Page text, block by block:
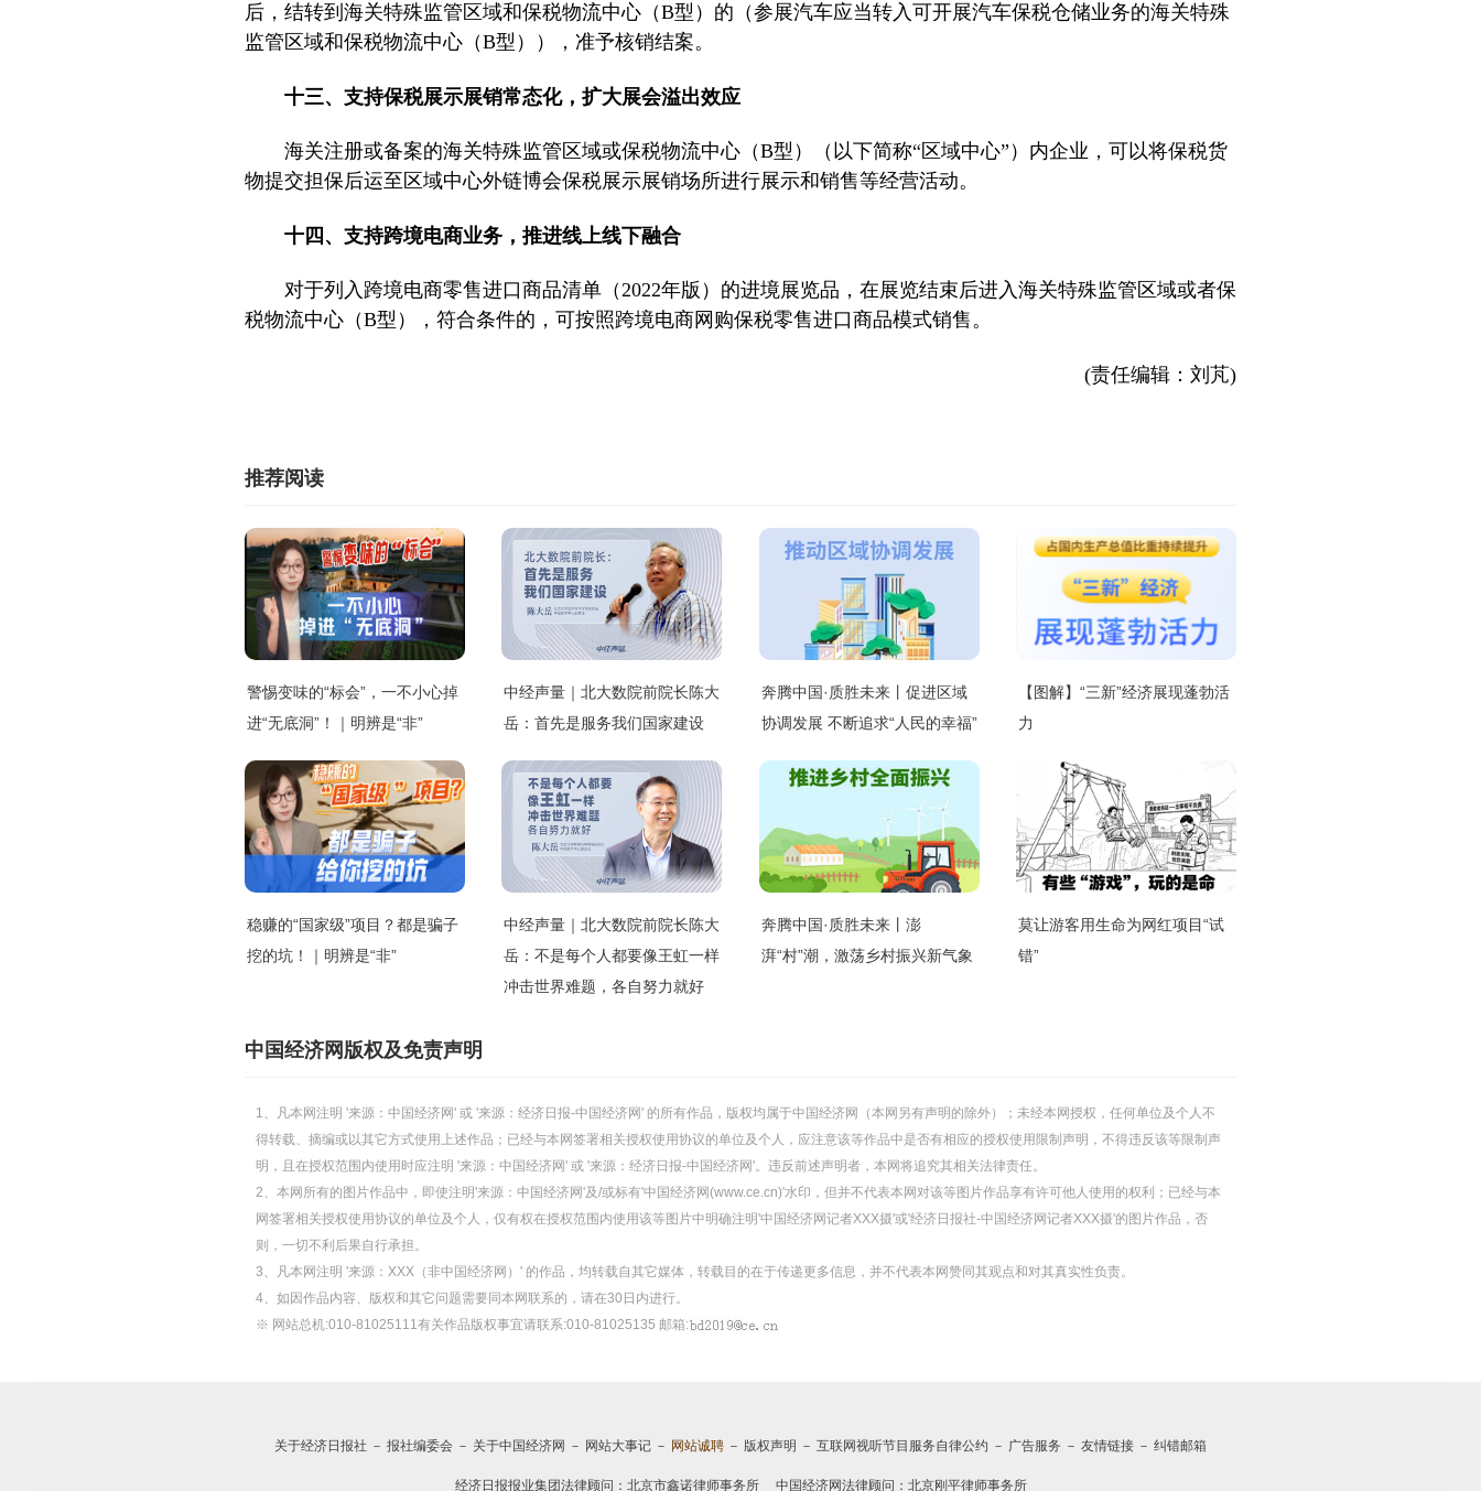
后，结转到海关特殊监管区域和保税物流中心（B型）的（参展汽车应当转入可开展汽车保税仓储业务的海关特殊
监管区域和保税物流中心（B型）），准予核销结案。
十三、支持保税展示展销常态化，扩大展会溢出效应
海关注册或备案的海关特殊监管区域或保税物流中心（B型）（以下简称“区域中心”）内企业，可以将保税货
物提交担保后运至区域中心外链博会保税展示展销场所进行展示和销售等经营活动。
十四、支持跨境电商业务，推进线上线下融合
对于列入跨境电商零售进口商品清单（2022年版）的进境展览品，在展览结束后进入海关特殊监管区域或者保
税物流中心（B型），符合条件的，可按照跨境电商网购保税零售进口商品模式销售。
(责任编辑：刘芃)
推荐阅读
警惕变味的“标会”，一不小心掉
进“无底洞”！｜明辨是“非”
中经声量｜北大数院前院长陈大
岳：首先是服务我们国家建设
奔腾中国·质胜未来丨促进区域
协调发展 不断追求“人民的幸福”
【图解】“三新”经济展现蓬勃活
力
稳赚的“国家级”项目？都是骗子
挖的坑！｜明辨是“非”
中经声量｜北大数院前院长陈大
岳：不是每个人都要像王虹一样
冲击世界难题，各自努力就好
奔腾中国·质胜未来丨澎
湃“村”潮，激荡乡村振兴新气象
莫让游客用生命为网红项目“试
错”
中国经济网版权及免责声明
1、凡本网注明 '来源：中国经济网' 或 '来源：经济日报-中国经济网' 的所有作品，版权均属于中国经济网（本网另有声明的除外）；未经本网授权，任何单位及个人不
得转载、摘编或以其它方式使用上述作品；已经与本网签署相关授权使用协议的单位及个人，应注意该等作品中是否有相应的授权使用限制声明，不得违反该等限制声
明，且在授权范围内使用时应注明 '来源：中国经济网' 或 '来源：经济日报-中国经济网'。违反前述声明者，本网将追究其相关法律责任。
2、本网所有的图片作品中，即使注明'来源：中国经济网'及/或标有'中国经济网(www.ce.cn)'水印，但并不代表本网对该等图片作品享有许可他人使用的权利；已经与本
网签署相关授权使用协议的单位及个人，仅有权在授权范围内使用该等图片中明确注明'中国经济网记者XXX摄'或'经济日报社-中国经济网记者XXX摄'的图片作品，否
则，一切不利后果自行承担。
3、凡本网注明 '来源：XXX（非中国经济网）' 的作品，均转载自其它媒体，转载目的在于传递更多信息，并不代表本网赞同其观点和对其真实性负责。
4、如因作品内容、版权和其它问题需要同本网联系的，请在30日内进行。
※ 网站总机:010-81025111有关作品版权事宜请联系:010-81025135 邮箱:
关于经济日报社 － 报社编委会 － 关于中国经济网 － 网站大事记 － 网站诚聘 － 版权声明 － 互联网视听节目服务自律公约 － 广告服务 － 友情链接 － 纠错邮箱
经济日报报业集团法律顾问： 北京市鑫诺律师事务所中国经济网法律顾问：北京刚平律师事务所